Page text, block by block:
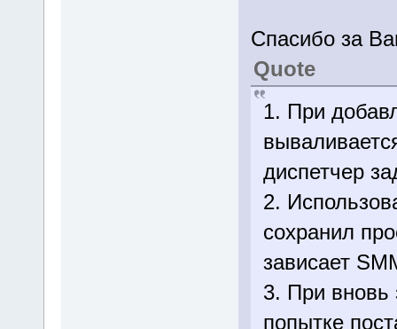
Спасибо за
Quote
1. При
диспетчер
2.
сохранил
зависает
3. При вновь
попытке